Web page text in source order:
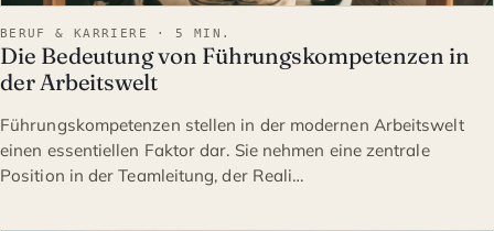
BERUF & KARRIERE · 5 MIN.
Die Bedeutung von Führungskompetenzen in
der Arbeitswelt
Führungskompetenzen stellen in der modernen Arbeitswelt
einen essentiellen Faktor dar. Sie nehmen eine zentrale
Position in der Teamleitung, der Reali…